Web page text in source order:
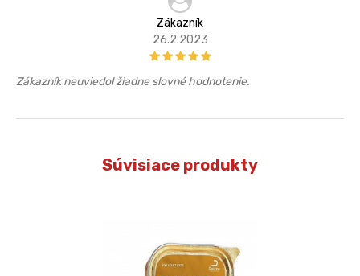
Zákazník
26.2.2023
Zákazník neuviedol žiadne slovné hodnotenie.
Súvisiace produkty